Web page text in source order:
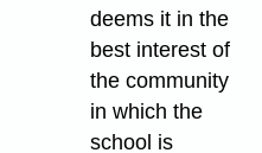
deems it in the
best interest of
the community
in which the
school is